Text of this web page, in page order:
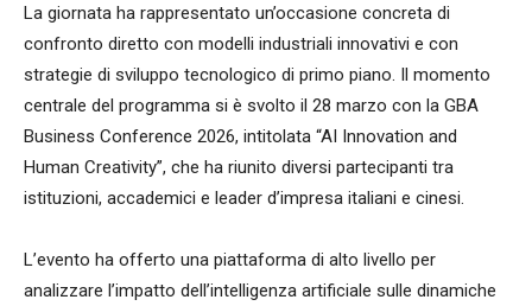
La giornata ha rappresentato un’occasione concreta di
confronto diretto con modelli industriali innovativi e con
strategie di sviluppo tecnologico di primo piano. Il momento
centrale del programma si è svolto il 28 marzo con la GBA
Business Conference 2026, intitolata “AI Innovation and
Human Creativity”, che ha riunito diversi partecipanti tra
istituzioni, accademici e leader d’impresa italiani e cinesi.
L’evento ha offerto una piattaforma di alto livello per
analizzare l’impatto dell’intelligenza artificiale sulle dinamiche